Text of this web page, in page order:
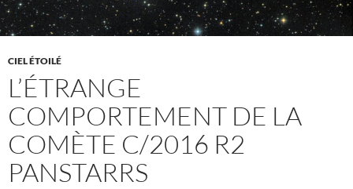
CIEL ÉTOILÉ
L’ÉTRANGE
COMPORTEMENT DE LA
COMÈTE C/2016 R2
PANSTARRS